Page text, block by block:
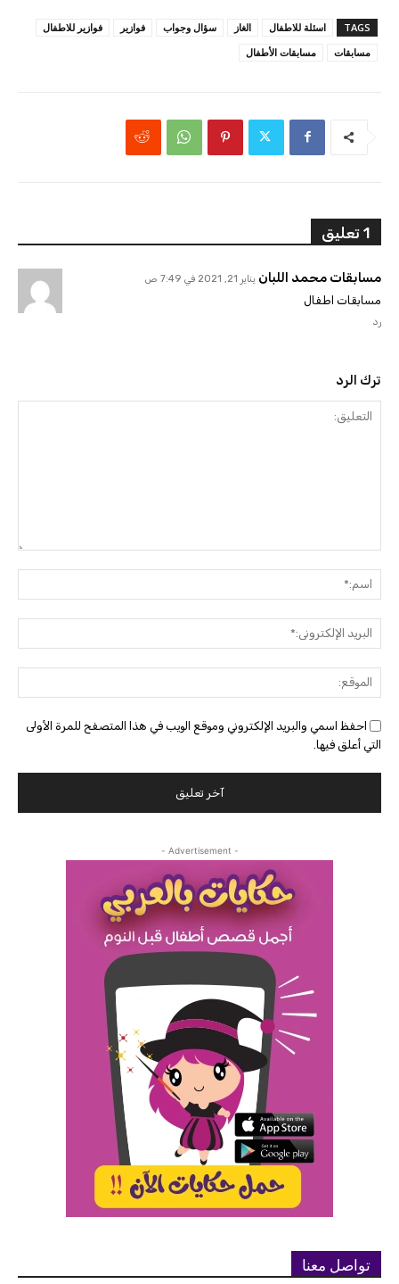
TAGS اسئلة للاطفال الغاز سؤال وجواب فوازير
فوازير للاطفال
مسابقات
مسابقات الأطفال
1 تعليق
مسابقات محمد اللبان يناير 21, 2021 في 7:49 ص
مسابقات اطفال
رد
ترك الرد
احفظ اسمي والبريد الإلكتروني وموقع الويب في هذا المتصفح للمرة الأولى
التي أعلق فيها.
- Advertisement -
تواصل معنا